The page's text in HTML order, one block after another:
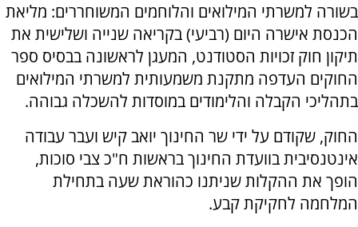
בשורה למשרתי המילואים והלוחמים המשוחררים: מליאת
הכנסת אישרה היום (רביעי) בקריאה שנייה ושלישית את
תיקון חוק זכויות הסטודנט, המעגן לראשונה בבסיס ספר
החוקים העדפה מתקנת משמעותית למשרתי המילואים
בתהליכי הקבלה והלימודים במוסדות להשכלה גבוהה.
החוק, שקודם על ידי שר החינוך יואב קיש ועבר עבודה
אינטנסיבית בוועדת החינוך בראשות ח"כ צבי סוכות,
הופך את ההקלות שניתנו כהוראת שעה בתחילת
המלחמה לחקיקת קבע.